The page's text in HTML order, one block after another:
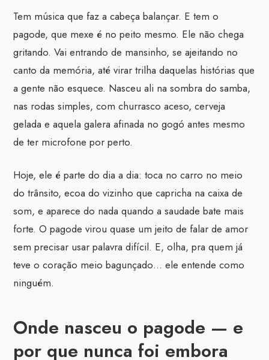
Tem música que faz a cabeça balançar. E tem o
pagode, que mexe é no peito mesmo. Ele não chega
gritando. Vai entrando de mansinho, se ajeitando no
canto da memória, até virar trilha daquelas histórias que
a gente não esquece. Nasceu ali na sombra do samba,
nas rodas simples, com churrasco aceso, cerveja
gelada e aquela galera afinada no gogó antes mesmo
de ter microfone por perto.
Hoje, ele é parte do dia a dia: toca no carro no meio
do trânsito, ecoa do vizinho que capricha na caixa de
som, e aparece do nada quando a saudade bate mais
forte. O pagode virou quase um jeito de falar de amor
sem precisar usar palavra difícil. E, olha, pra quem já
teve o coração meio bagunçado… ele entende como
ninguém.
Onde nasceu o pagode — e
por que nunca foi embora